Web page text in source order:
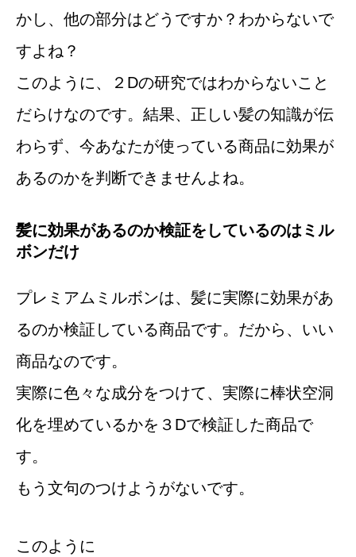
かし、他の部分はどうですか？わからないで
すよね？
このように、２Dの研究ではわからないこと
だらけなのです。結果、正しい髪の知識が伝
わらず、今あなたが使っている商品に効果が
あるのかを判断できませんよね。
髪に効果があるのか検証をしているのはミル
ボンだけ
プレミアムミルボンは、髪に実際に効果があ
るのか検証している商品です。だから、いい
商品なのです。
実際に色々な成分をつけて、実際に棒状空洞
化を埋めているかを３Dで検証した商品で
す。
もう文句のつけようがないです。
このように